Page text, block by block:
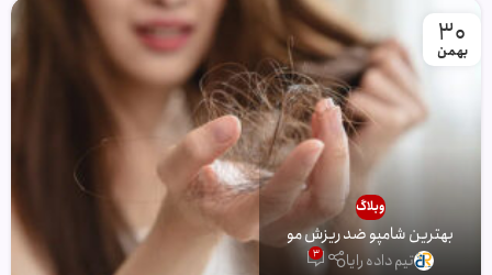
30
بهمن
وبلاگ
بهترین شامپو ضد ریزش مو
تیم داده رایا 3